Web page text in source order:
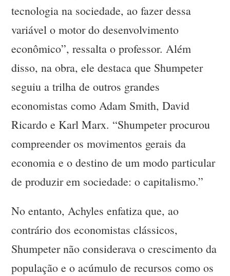
tecnologia na sociedade, ao fazer dessa
variável o motor do desenvolvimento
econômico”, ressalta o professor. Além
disso, na obra, ele destaca que Shumpeter
seguiu a trilha de outros grandes
economistas como Adam Smith, David
Ricardo e Karl Marx. “Shumpeter procurou
compreender os movimentos gerais da
economia e o destino de um modo particular
de produzir em sociedade: o capitalismo.”
No entanto, Achyles enfatiza que, ao
contrário dos economistas clássicos,
Shumpeter não considerava o crescimento da
população e o acúmulo de recursos como os